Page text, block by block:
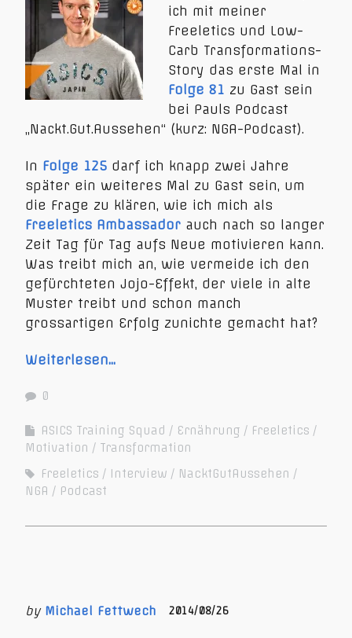
ich mit meiner
Freeletics und Low-
Carb Transformations-
Story das erste Mal in
Folge 81 zu Gast sein
bei Pauls Podcast
„Nackt.Gut.Aussehen“ (kurz: NGA-Podcast).
In Folge 125 darf ich knapp zwei Jahre
später ein weiteres Mal zu Gast sein, um
die Frage zu klären, wie ich mich als
Freeletics Ambassador auch nach so langer
Zeit Tag für Tag aufs Neue motivieren kann.
Was treibt mich an, wie vermeide ich den
gefürchteten Jojo-Effekt, der viele in alte
Muster treibt und schon manch
grossartigen Erfolg zunichte gemacht hat?
Weiterlesen…
0
ASICS Training Squad Ernährung
Freeletics
Motivation
Transformation
Freeletics
Interview
NacktGutAussehen
NGA
Podcast
by Michael Fettwech 2014/08/26